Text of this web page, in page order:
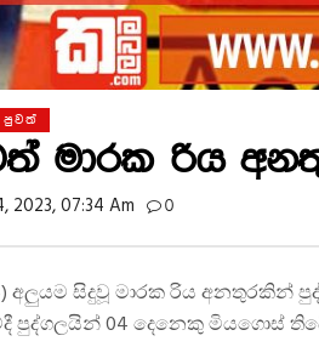
පුවත්
මාරක රිය
2023, 07:34 Am 0
අලුයම සිදුවූ මාරක රිය අනතුරකින්
පුද්ගලයින් 04 දෙනෙකු මියගොස්